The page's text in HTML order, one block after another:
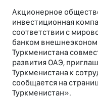
Акционерное
инвестиционная
соответствии с
банком
Туркменистана
развития ОАЭ,
Туркменистана к
сообщается на
Туркменистан».